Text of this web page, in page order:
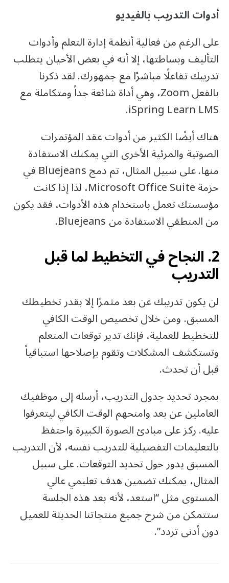
أدوات التدريب بالفيديو
على الرغم من فعالية أنظمة إدارة التعلم وأدوات
التأليف وبساطتها، إلا أنه في بعض الأحيان يتطلب
تدريبك تفاعلًا مباشرًا مع جمهورك. لقد ذكرنا
بالفعل Zoom، وهي أداة شائعة جداً ومتكاملة مع
iSpring Learn LMS.
هناك أيضًا الكثير من أدوات عقد المؤتمرات
الصوتية والمرئية الأخرى التي يمكنك الاستفادة
منها. على سبيل المثال، تم دمج Bluejeans في
حزمة Microsoft Office Suite، لذا إذا كانت
مؤسستك تعمل باستخدام هذه الأدوات، فقد يكون
من المنطقي الاستفادة من Bluejeans.
2. النجاح في التخطيط لما قبل
التدريب
لن يكون تدريبك عن بعد مثمرًا إلا بقدر تخطيطك
المسبق. ومن خلال تخصيص الوقت الكافي
للتخطيط للعملية، فإنك تدير توقعات المتعلم
وتستكشف المشكلات وتقوم بإصلاحها استباقياً
قبل أن تحدث.
بمجرد تحديد جدول التدريب، أرسله إلى موظفيك
العاملين عن بعد وامنحهم الوقت الكافي ليتعرفوا
عليه. ركز على مبادئ الصورة الكبيرة واحتفظ
بالتعليمات التفصيلية للتدريب نفسه، لأن التدريب
المسبق يدور حول تحديد التوقعات. على سبيل
المثال، يمكنك تضمين هدف تعليمي عالي
المستوى مثل “استعد، لأنه بعد هذه الجلسة
ستتمكن من شرح جميع منتجاتنا الحديثة للعميل
دون أدنى تردد”.